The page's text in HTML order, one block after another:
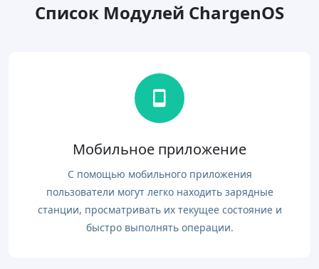
Список Модулей ChargenOS
Мобильное приложение
С помощью мобильного приложения
пользователи могут легко находить зарядные
станции, просматривать их текущее состояние и
быстро выполнять операции.